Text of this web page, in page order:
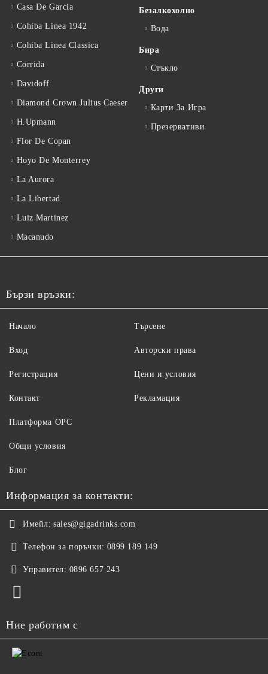
Casa De Garcia
Cohiba Linea 1942
Cohiba Linea Classica
Corrida
Davidoff
Diamond Crown Julius Caeser
H.Upmann
Flor De Copan
Hoyo De Monterrey
La Aurora
La Libertad
Luiz Martinez
Macanudo
Безалкохолно
Вода
Бира
Стъкло
Други
Карти За Игра
Презервативи
Бързи връзки:
Начало
Вход
Регистрация
Контакт
Търсене
Авторски права
Цени и условия
Рекламация
Платформа ОРС
Общи условия
Блог
Информация за контакти:
Имейл: sales@gigadrinks.com
Телефон за поръчки: 0899 189 149
Управител: 0896 657 243
Ние работим с